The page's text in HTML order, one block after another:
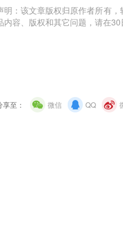
明：该文章版权归原作者所有
内容、版权和其它问题，请在
享至： 微信 QQ